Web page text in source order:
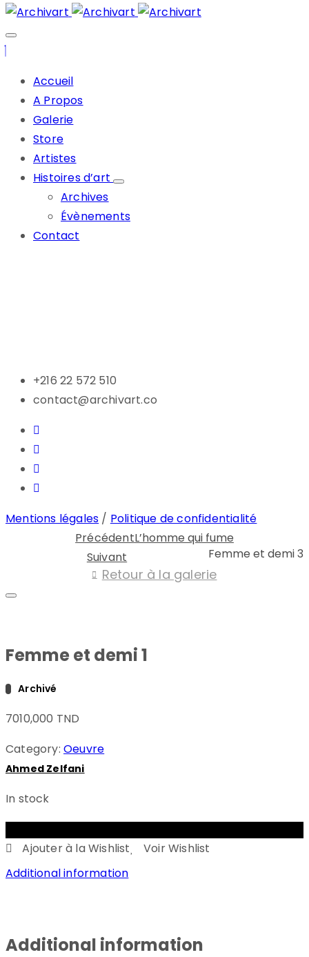
Accueil
A Propos
Galerie
Store
Artistes
Histoires d’art
Archives
Évènements
Contact
+216 22 572 510
contact@archivart.co
Mentions légales / Politique de confidentialité
PrécédentL’homme qui fume
Suivant
Femme et demi 3
Retour à la galerie
Femme et demi 1
Archivé
7010,000 TND
Category: Oeuvre
Ahmed Zelfani
In stock
Ajouter à la Wishlist
Voir Wishlist
Additional information
Additional information